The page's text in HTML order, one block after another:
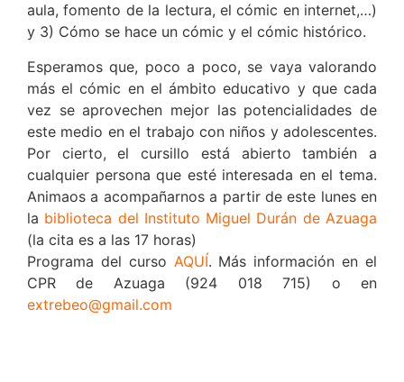
aula, fomento de la lectura, el cómic en internet,…)
y 3) Cómo se hace un cómic y el cómic histórico.
Esperamos que, poco a poco, se vaya valorando
más el cómic en el ámbito educativo y que cada
vez se aprovechen mejor las potencialidades de
este medio en el trabajo con niños y adolescentes.
Por cierto, el cursillo está abierto también a
cualquier persona que esté interesada en el tema.
Animaos a acompañarnos a partir de este lunes en
la biblioteca del Instituto Miguel Durán de Azuaga
(la cita es a las 17 horas)
Programa del curso AQUÍ. Más información en el
CPR de Azuaga (924 018 715) o en
extrebeo@gmail.com